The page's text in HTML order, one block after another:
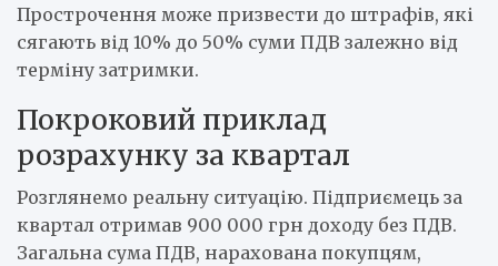
Прострочення може призвести до штрафів, які
сягають від 10% до 50% суми ПДВ залежно від
терміну затримки.
Покроковий приклад
розрахунку за квартал
Розглянемо реальну ситуацію. Підприємець за
квартал отримав 900 000 грн доходу без ПДВ.
Загальна сума ПДВ, нарахована покупцям,